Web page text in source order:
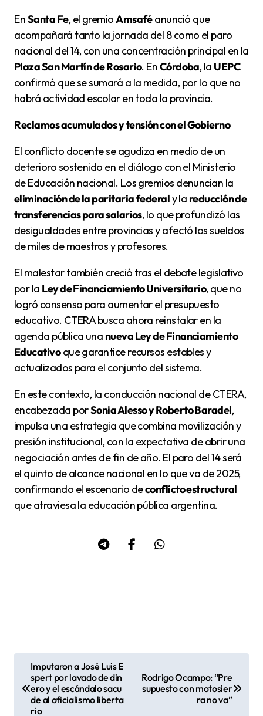
EnSanta Fe, el gremioAmsaféanunció que
acompañará tanto la jornada del 8 como el paro
nacional del 14, con una concentración principal en la
Plaza San Martín de Rosario. EnCórdoba, la UEPC
confirmó que se sumará a la medida, por lo que no
habrá actividad escolar en toda la provincia.
Reclamos acumulados y tensión con el Gobierno
El conflicto docente se agudiza en medio de un
deterioro sostenido en el diálogo con el Ministerio
de Educación nacional. Los gremios denuncian la
eliminación de la paritaria federaly la reducción de
transferencias para salarios, lo que profundizó las
desigualdades entre provincias y afectó los sueldos
de miles de maestros y profesores.
El malestar también creció tras el debate legislativo
por la Ley de Financiamiento Universitario, que no
logró consenso para aumentar el presupuesto
educativo. CTERA busca ahora reinstalar en la
agenda pública una nueva Ley de Financiamiento
Educativoque garantice recursos estables y
actualizados para el conjunto del sistema.
En este contexto, la conducción nacional de CTERA,
encabezada porSonia Alesso y Roberto Baradel,
impulsa una estrategia que combina movilización y
presión institucional, con la expectativa de abrir una
negociación antes de fin de año. El paro del 14 será
el quinto de alcance nacional en lo que va de 2025,
confirmando el escenario deconflicto estructural
que atraviesa la educación pública argentina.
Imputaron a José Luis E
spert por lavado de din
ero y el escándalo sacu
de al oficialismo liberta
rio
Rodrigo Ocampo: “Pre
supuesto con motosier
ra no va”